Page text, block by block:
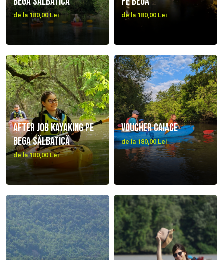
de la 180,00 Lei de la 180,00 Lei
After job kayaking pe
Bega Sălbatică
de la 180,00 Lei
Voucher caiace
de la 180,00 Lei